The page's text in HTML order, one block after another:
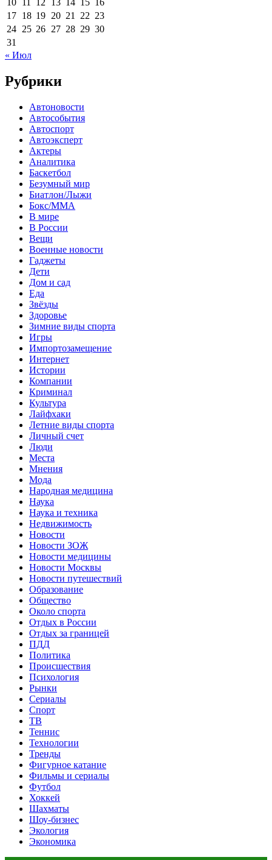
17 18 19 20 21 22 23
24 25 26 27 28 29 30
31
« Июл
Рубрики
Автоновости
Автособытия
Автоспорт
Автоэксперт
Актеры
Аналитика
Баскетбол
Безумный мир
Биатлон/Лыжи
Бокс/MMA
В мире
В России
Вещи
Военные новости
Гаджеты
Дети
Дом и сад
Еда
Звёзды
Здоровье
Зимние виды спорта
Игры
Импортозамещение
Интернет
Истории
Компании
Криминал
Культура
Лайфхаки
Летние виды спорта
Личный счет
Люди
Места
Мнения
Мода
Народная медицина
Наука
Наука и техника
Недвижимость
Новости
Новости ЗОЖ
Новости медицины
Новости Москвы
Новости путешествий
Образование
Общество
Около спорта
Отдых в России
Отдых за границей
ПДД
Политика
Происшествия
Психология
Рынки
Сериалы
Спорт
ТВ
Теннис
Технологии
Тренды
Фигурное катание
Фильмы и сериалы
Футбол
Хоккей
Шахматы
Шоу-бизнес
Экология
Экономика